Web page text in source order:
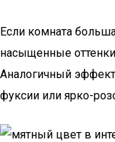
Если комната
насыщенные
Аналогичный эффект
фуксии или ярко-